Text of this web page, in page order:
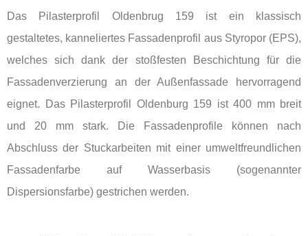
Das Pilasterprofil Oldenbrug 159 ist ein klassisch
gestaltetes, kanneliertes Fassadenprofil aus Styropor (EPS),
welches sich dank der stoßfesten Beschichtung für die
Fassadenverzierung an der Außenfassade hervorragend
eignet. Das Pilasterprofil Oldenburg 159 ist 400 mm breit
und 20 mm stark. Die Fassadenprofile können nach
Abschluss der Stuckarbeiten mit einer umweltfreundlichen
Fassadenfarbe auf Wasserbasis (sogenannter
Dispersionsfarbe) gestrichen werden.